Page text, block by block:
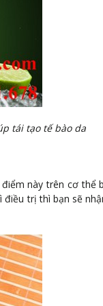
tái tạo tế bào da
này trên cơ thể
trị thì bạn sẽ